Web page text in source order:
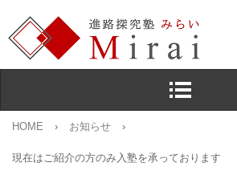
HOME › お知らせ ›
現在はご紹介の方のみ入塾を承っております